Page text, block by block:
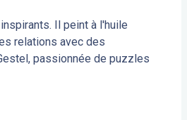
Il peint à l'huile
relations avec des
passionnée de puzzles